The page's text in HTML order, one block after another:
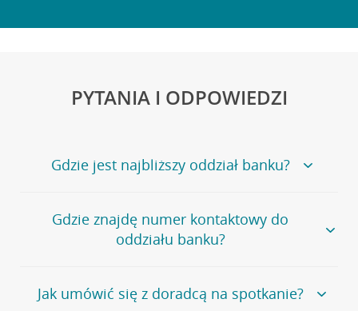
PYTANIA I ODPOWIEDZI
Gdzie jest najbliższy oddział banku?
Jeśli szukasz oddziału naszego banku, zapraszamy na
stronęPlacówki i bankomaty, na której znajduje się
wygodna wyszukiwarka.
oddziałów
Gdzie znajdę numer kontaktowy do
oddziału banku?
Bank Credit Agricole nie udostępnia ogólnego numeru
telefonu do placówki bankowej.
Jak umówić się z doradcą na spotkanie?